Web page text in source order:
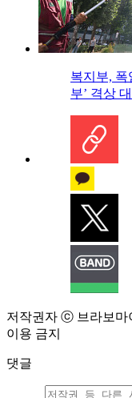
복지부,
부’ 격상
저작권자 ⓒ 브라보마
이용 금지
댓글